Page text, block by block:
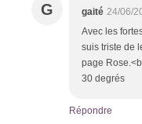
G gaité 24/06/
Avec les
suis triste de
page
30 degrés
Répondre